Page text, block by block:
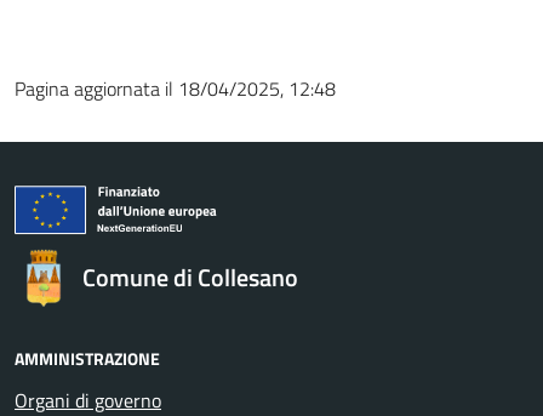
Pagina aggiornata il 18/04/2025, 12:48
Comune di Collesano
AMMINISTRAZIONE
Organi di governo